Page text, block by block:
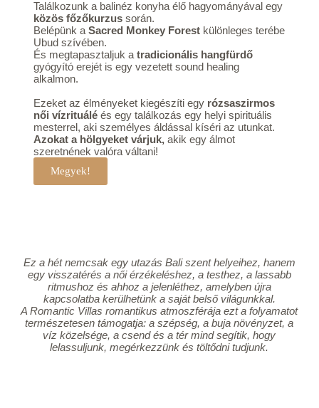
Találkozunk a balinéz konyha élő hagyományával egy
közös főzőkurzussorán.
Belépünk a Sacred Monkey Forestkülönleges terébe
Ubud szívében.
És megtapasztaljuk a tradicionális hangfürdő
gyógyító erejét is egy vezetett sound healing
alkalmon.
Ezeket az élményeket kiegészíti egy rózsaszirmos
női vízrituáléés egy találkozás egy helyi spirituális
mesterrel, aki személyes áldással kíséri az utunkat.
Azokat a hölgyeket várjuk,akik egy álmot
szeretnének valóra váltani!
Megyek!
Ez a hét nemcsak egy utazás Bali szent helyeihez, hanem
egy visszatérés a női érzékeléshez, a testhez, a lassabb
ritmushoz és ahhoz a jelenléthez, amelyben újra
kapcsolatba kerülhetünk a saját belső világunkkal.
A Romantic Villas romantikus atmoszférája ezt a folyamatot
természetesen támogatja: a szépség, a buja növényzet, a
víz közelsége, a csend és a tér mind segítik, hogy
lelassuljunk, megérkezzünk és töltődni tudjunk.